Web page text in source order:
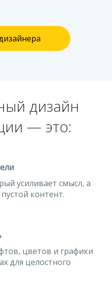
дизайн
— это:
усиливает смысл, а
контент.
цветов и графики
для целостного